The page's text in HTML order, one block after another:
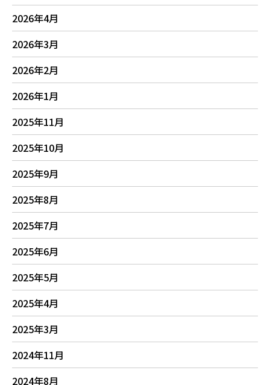
2026年4月
2026年3月
2026年2月
2026年1月
2025年11月
2025年10月
2025年9月
2025年8月
2025年7月
2025年6月
2025年5月
2025年4月
2025年3月
2024年11月
2024年8月